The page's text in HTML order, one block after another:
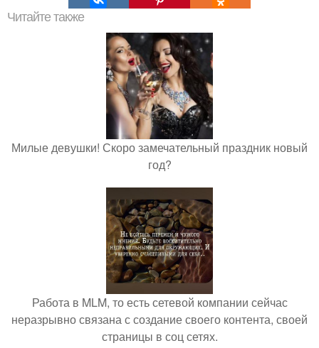
Читайте также
Милые девушки! Скоро замечательный праздник новый
год?
Работа в MLM, то есть сетевой компании сейчас
неразрывно связана с создание своего контента, своей
страницы в соц сетях.